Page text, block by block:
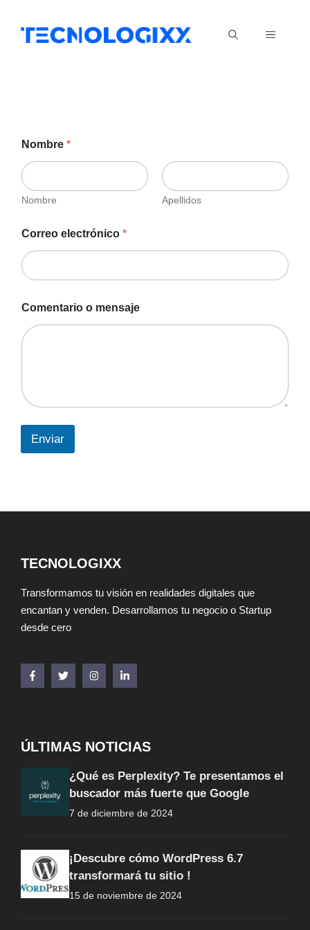
MENÚ
Nombre *
Nombre Apellidos
Correo electrónico *
Comentario o mensaje
Enviar
TECNOLOGIXX
Transformamos tu visión en realidades digitales que
encantan y venden. Desarrollamos tu negocio o Startup
desde cero
ÚLTIMAS NOTICIAS
¿Qué es Perplexity? Te presentamos el
buscador más fuerte que Google
7 de diciembre de 2024
¡Descubre cómo WordPress 6.7
transformará tu sitio !
15 de noviembre de 2024